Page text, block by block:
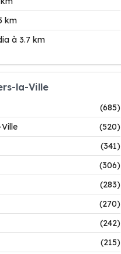
km
à 3.7 km
la-Ville
(685)
(520)
(341)
(306)
(283)
(270)
(242)
(215)